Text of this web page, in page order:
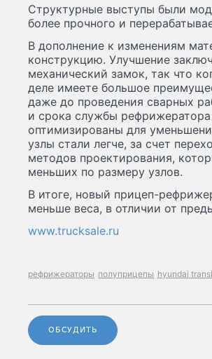
Структурные выступы были
более прочного и
В дополнение к изменениям
конструкцию. Улучшение
механический замок, так что
деле имеете большое
даже до проведения сварных
и срока службы рефрижератора
оптимизированы для
узлы стали легче, за счет
методов проектирования,
меньших по размеру узлов.
В итоге, новый прицеп-
меньше веса, в отличии от
www.trucksale.ru
рефрижераторы полуприцепы hyundai
ОБСУДИТЬ